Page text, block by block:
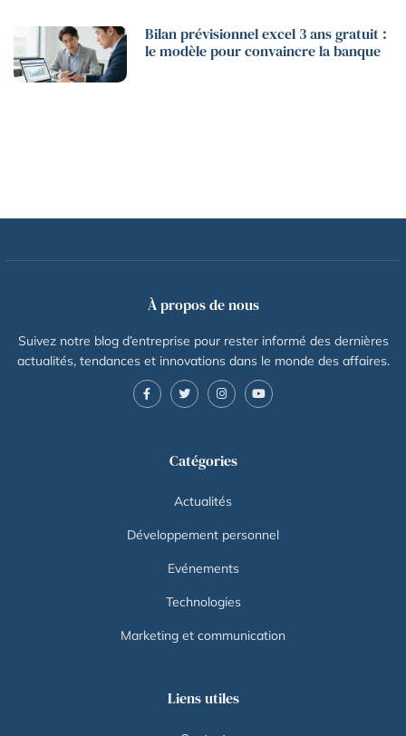
Bilan prévisionnel excel 3 ans gratuit :
le modèle pour convaincre la banque
À propos de nous
Suivez notre blog d’entreprise pour rester informé des dernières
actualités, tendances et innovations dans le monde des affaires.
Catégories
Actualités
Développement personnel
Evénements
Technologies
Marketing et communication
Liens utiles